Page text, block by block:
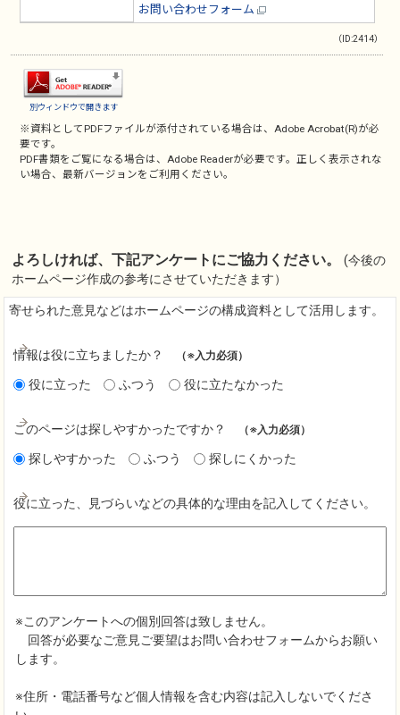
お問い合わせフォーム
（ID:2414）
別ウィンドウで開きます
※資料としてPDFファイルが添付されている場合は、Adobe Acrobat(R)が必
要です。
PDF書類をご覧になる場合は、Adobe Readerが必要です。正しく表示されな
い場合、最新バージョンをご利用ください。